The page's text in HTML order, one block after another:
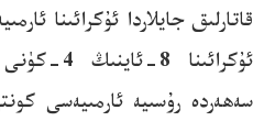
قاتارلىق جايلاردا ئۇكرائىنا
سەھەردە رۇسىيە ئارمىيەسى